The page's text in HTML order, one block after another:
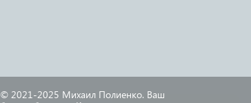
© 2021-2025 Михаил Полиенко. Ваш